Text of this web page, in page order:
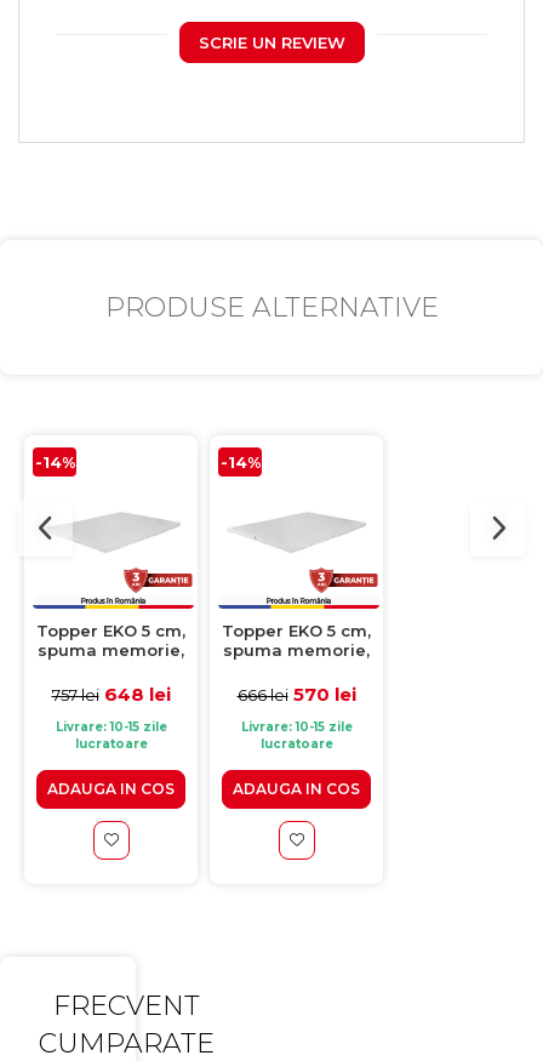
SCRIE UN REVIEW
PRODUSE ALTERNATIVE
-14%
Topper EKO 5 cm,
spuma memorie,
poliuretanica,
757 lei 648 lei
Livrare: 10-15 zile
lucratoare
ADAUGA IN COS
-14%
Topper EKO 5 cm,
spuma memorie,
poliuretanica,
666 lei 570 lei
Livrare: 10-15 zile
lucratoare
ADAUGA IN COS
FRECVENT
CUMPARATE